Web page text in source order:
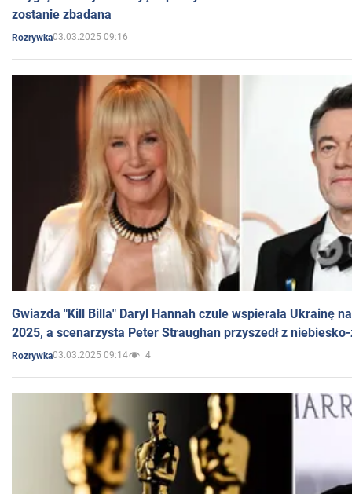
zostanie zbadana
Rozrywka03.03.2025 09:16
Gwiazda "Kill Billa" Daryl Hannah czule wspierała Ukrainę
2025, a scenarzysta Peter Straughan przyszedł z
Rozrywka03.03.2025 09:14 4